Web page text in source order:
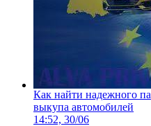
Как найти надежного
выкупа автомобилей
14:52, 30/06